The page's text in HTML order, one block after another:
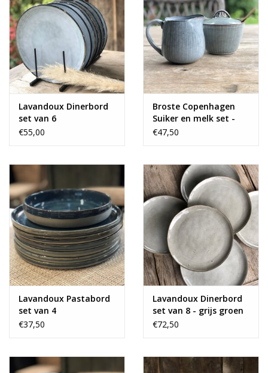
Lavandoux Dinerbord
set van 6
€55,00
Broste Copenhagen
Suiker en melk set -
blauwgrijs
€47,50
Lavandoux Pastabord
set van 4
€37,50
Lavandoux Dinerbord
set van 8 - grijs groen
€72,50